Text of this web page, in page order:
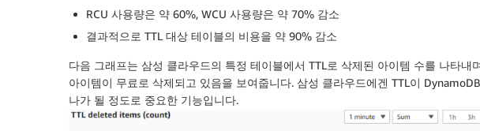
RCU 사용량은 약 60%, WCU 사용량은 약 70% 감소
결과적으로 TTL 대상 테이블의 비용을 약 90% 감소
다음 그래프는 삼성 클라우드의 특정 테이블에서 TTL로 삭제된 아이템 수를 나타내
아이템이 무료로 삭제되고 있음을 보여줍니다. 삼성 클라우드에겐 TTL이
나가 될 정도로 중요한 기능입니다.